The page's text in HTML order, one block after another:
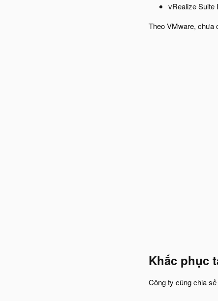
vRealize Suite
Theo VMware, chưa
Khắc phục
Công ty cũng chia